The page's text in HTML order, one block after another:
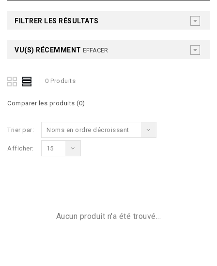
FILTRER LES RÉSULTATS
VU(S) RÉCEMMENT EFFACER
0 Produits
Comparer les produits (0)
Trier par: Noms en ordre décroissant
Afficher: 15
Aucun produit n'a été trouvé...